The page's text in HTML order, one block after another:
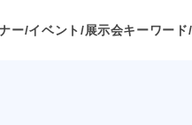
ー/イベント/展示会キーワー